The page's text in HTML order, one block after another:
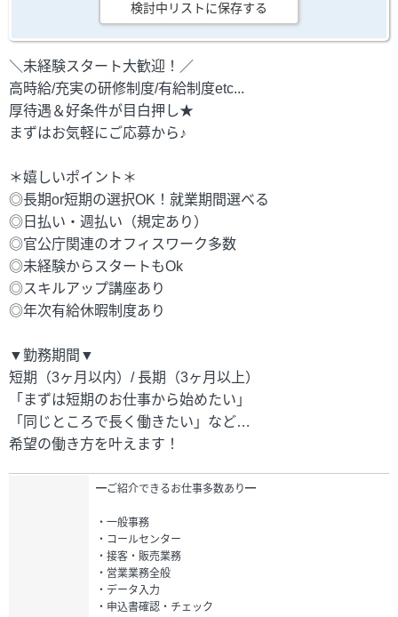
検討中リストに保存する
＼未経験スタート大歓迎！／
高時給/充実の研修制度/有給制度etc...
厚待遇＆好条件が目白押し★
まずはお気軽にご応募から♪
＊嬉しいポイント＊
◎長期or短期の選択OK！就業期間選べる
◎日払い・週払い（規定あり）
◎官公庁関連のオフィスワーク多数
◎未経験からスタートもOk
◎スキルアップ講座あり
◎年次有給休暇制度あり
▼勤務期間▼
短期（3ヶ月以内）/ 長期（3ヶ月以上）
「まずは短期のお仕事から始めたい」
「同じところで長く働きたい」など…
希望の働き方を叶えます！
━ご紹介できるお仕事多数あり━
・一般事務
・コールセンター
・接客・販売業務
・営業業務全般
・データ入力
・申込書確認・チェック